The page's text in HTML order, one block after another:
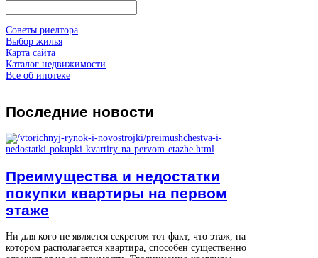
Советы риелтора
Выбор жилья
Карта сайта
Каталог недвижимости
Все об ипотеке
Последние новости
Преимущества и недостатки
покупки квартиры на первом
этаже
Ни для кого не является секретом тот факт, что этаж, на
котором располагается квартира, способен существенно